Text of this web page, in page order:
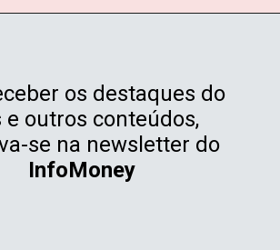
os destaques do
e outros conteúdos,
inscreva-se na newsletter do
InfoMoney